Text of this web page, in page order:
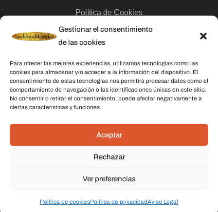
Gestionar el consentimiento
de las cookies
Para ofrecer las mejores experiencias, utilizamos tecnologías como las
cookies para almacenar y/o acceder a la información del dispositivo. El
consentimiento de estas tecnologías nos permitirá procesar datos como el
comportamiento de navegación o las identificaciones únicas en este sitio.
No consentir o retirar el consentimiento, puede afectar negativamente a
ciertas características y funciones.
Aceptar
Rechazar
Ver preferencias
Política de cookiesPolítica de privacidadAviso Legal
Política de Cookies
Contacto
Categorías
Velas
Inciensos
Aceites esenciales
Datos De Contacto
C/ Stella Maris, 20 50015 Zaragoza